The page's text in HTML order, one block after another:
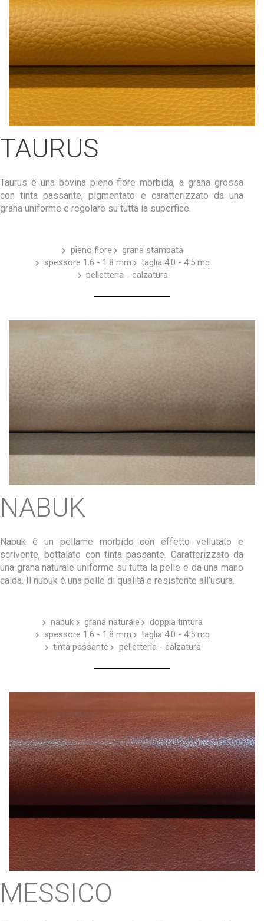
TAURUS
Taurus è una bovina pieno fiore morbida, a grana grossa
con tinta passante, pigmentato e caratterizzato da una
grana uniforme e regolare su tutta la superfice.
pieno fiore
grana stampata
spessore 1.6 - 1.8 mm
taglia 4.0 - 4.5 mq
pelletteria - calzatura
NABUK
Nabuk è un pellame morbido con effetto vellutato e
scrivente, bottalato con tinta passante. Caratterizzato da
una grana naturale uniforme su tutta la pelle e da una mano
calda. Il nubuk è una pelle di qualità e resistente all’usura.
nabuk grana naturale
doppia tintura
spessore 1.6 - 1.8 mm
taglia 4.0 - 4.5 mq
tinta passante
pelletteria - calzatura
MESSICO